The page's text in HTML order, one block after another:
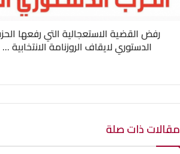
رفض القضية الاستعجالية التي رفعها
الدستوري لايقاف الروزنامة الانتخابية ...
مقالات ذات صلة